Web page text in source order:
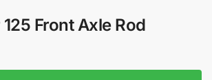
Front Axle Rod